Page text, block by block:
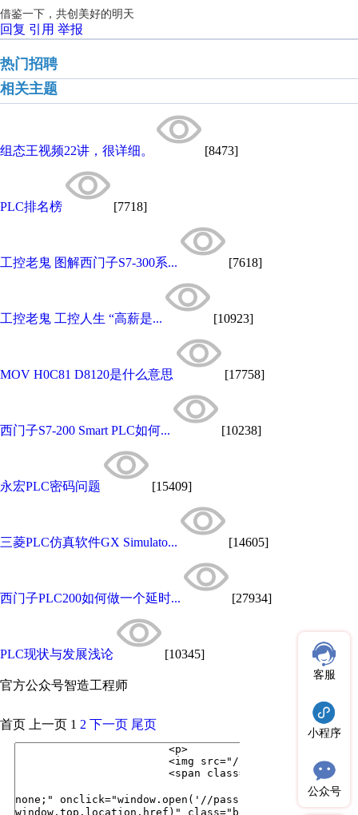
借鉴一下，共创美好的明天
回复 引用 举报
热门招聘
相关主题
组态王视频22讲，很详细。 [8473]
PLC排名榜 [7718]
工控老鬼 图解西门子S7-300系... [7618]
工控老鬼 工控人生 “高薪是... [10923]
MOV H0C81 D8120是什么意思 [17758]
西门子S7-200 Smart PLC如何... [10238]
永宏PLC密码问题 [15409]
三菱PLC仿真软件GX Simulato... [14605]
西门子PLC200如何做一个延时... [27934]
PLC现状与发展浅论 [10345]
官方公众号智造工程师
客服
小程序
公众号
首页 上一页 1 2 下一页 尾页